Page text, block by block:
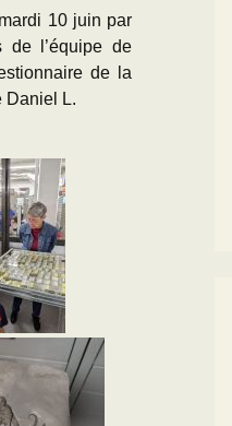
10 juin par
de l’équipe de
de la
Daniel L.